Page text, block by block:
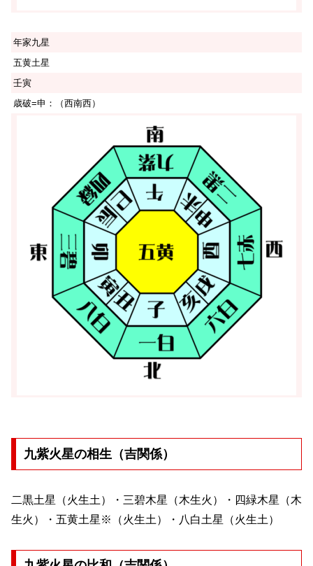
年家九星
五黄土星
壬寅
歳破=申：（西南西）
九紫火星の相生（吉関係）
二黒土星（火生土）・三碧木星（木生火）・四緑木星（木
生火）・五黄土星※（火生土）・八白土星（火生土）